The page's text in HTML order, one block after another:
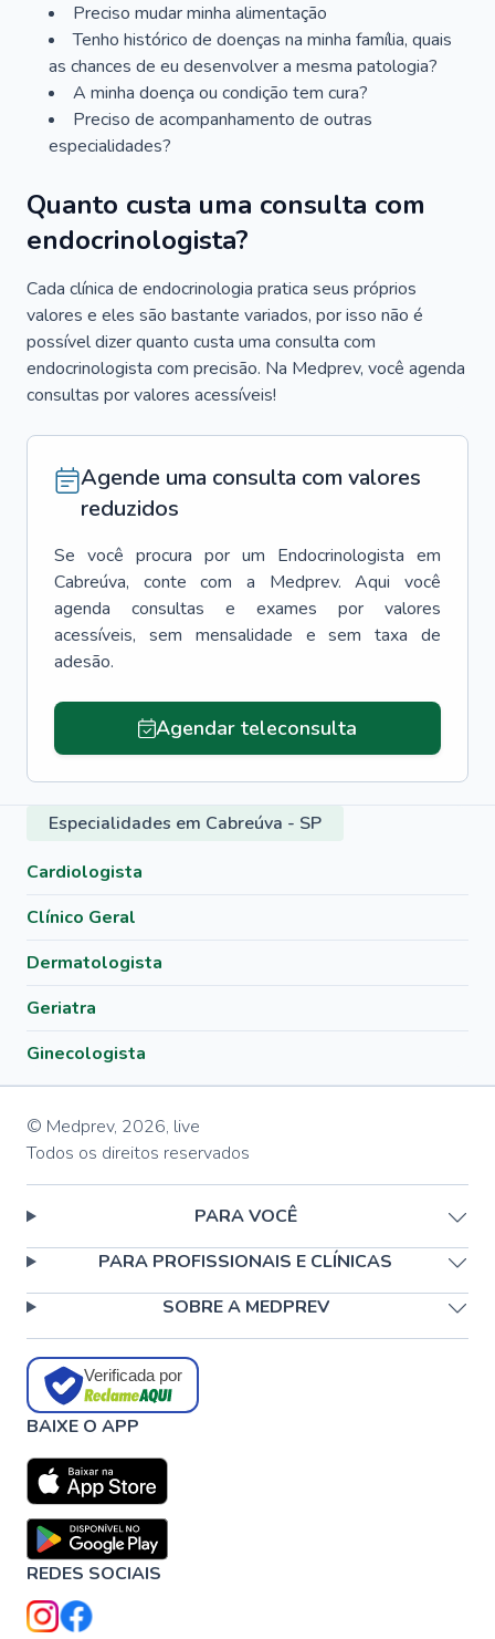
Preciso mudar minha alimentação
Tenho histórico de doenças na minha família, quais
as chances de eu desenvolver a mesma patologia?
A minha doença ou condição tem cura?
Preciso de acompanhamento de outras
especialidades?
Quanto custa uma consulta com
endocrinologista?
Cada clínica de endocrinologia pratica seus próprios
valores e eles são bastante variados, por isso não é
possível dizer quanto custa uma consulta com
endocrinologista com precisão. Na Medprev, você agenda
consultas por valores acessíveis!
Agende uma consulta com valores
reduzidos
Se você procura por um Endocrinologista em
Cabreúva, conte com a Medprev. Aqui você
agenda consultas e exames por valores
acessíveis, sem mensalidade e sem taxa de
adesão.
Agendar teleconsulta
Especialidades em Cabreúva - SP
Cardiologista
Clínico Geral
Dermatologista
Geriatra
Ginecologista
© Medprev, 2026, live
Todos os direitos reservados
PARA VOCÊ
PARA PROFISSIONAIS E CLÍNICAS
SOBRE A MEDPREV
Verificada por
BAIXE O APP
REDES SOCIAIS